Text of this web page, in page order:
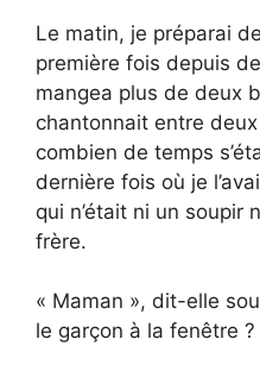
Le matin, je préparai
première fois depuis
mangea plus de deux
chantonnait entre
combien de temps
dernière fois où je
qui n’était ni un soupir
frère.
« Maman », dit-elle
le garçon à la fenêtre ?